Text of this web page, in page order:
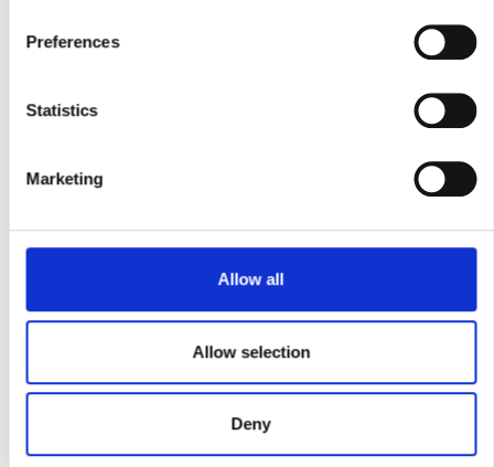
Preferences
Statistics
Marketing
Allow all
Allow selection
Deny
21/10/2024